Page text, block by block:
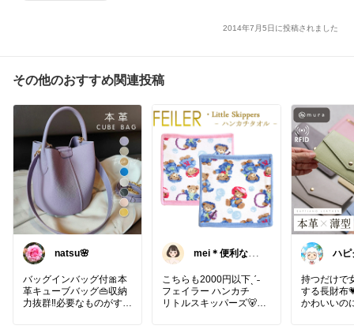
2014年7月5日に投稿されました
その他のおすすめ関連投稿
natsu🌸
バッグインバッグ付🎀本
革キューブバッグ👜収納
力抜群‼️必要なものがすっ
mei＊便利な暮
もの
こちらも2000円以下ˎˊ˗
フェイラー ハンカチ
リトルスキッパーズ🐻
ハピ
持つだけで
する長財布
かわいいの